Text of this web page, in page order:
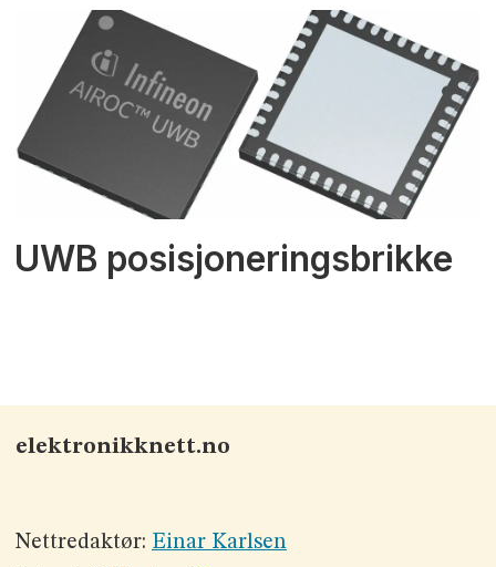
UWB posisjoneringsbrikke
elektronikknett.no
Nettredaktør: Einar Karlsen